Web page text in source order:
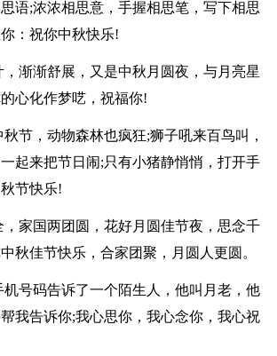
语;浓浓相思意，手握相思笔，写下相思
：祝你中秋快乐!
，渐渐舒展，又是中秋月圆夜，与月亮星
心化作梦呓，祝福你!
秋节，动物森林也疯狂;狮子吼来百鸟叫，
起来把节日闹;只有小猪静悄悄，打开手
节快乐!
，家国两团圆，花好月圆佳节夜，思念千
秋佳节快乐，合家团聚，月圆人更圆。
机号码告诉了一个陌生人，他叫月老，他
我告诉你;我心思你，我心念你，我心祝